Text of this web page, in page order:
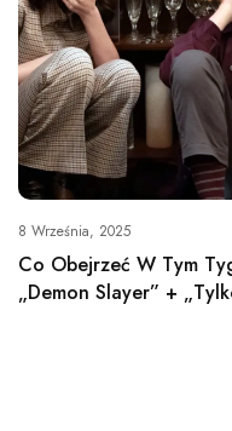
8 Września, 2025
Co Obejrzeć W Tym
„Demon Slayer” +